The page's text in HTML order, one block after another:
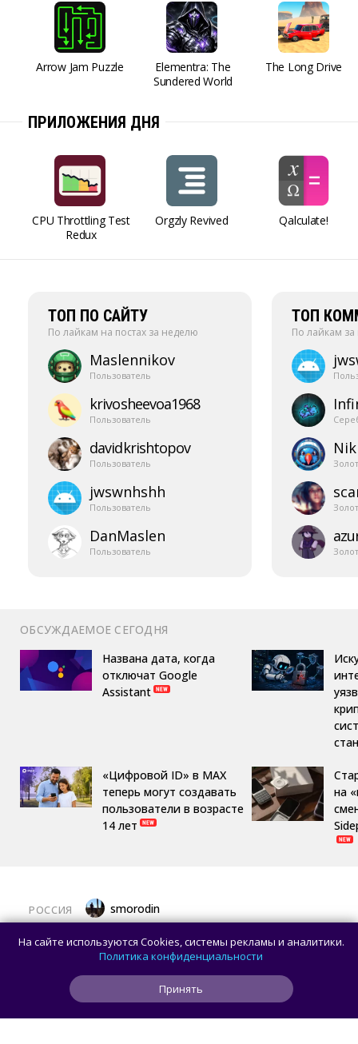
Arrow Jam Puzzle
Elementra: The
Sundered World
The Long Drive
ПРИЛОЖЕНИЯ ДНЯ
CPU Throttling Test
Redux
Orgzly Revived Qalculate!
ТОП ПО САЙТУ
По лайкам на постах за неделю
Maslennikov
Пользователь
krivosheevoa1968
Пользователь
davidkrishtopov
Пользователь
jwswnhshh
Пользователь
DanMaslen
Пользователь
ТОП
По лайкам
ОБСУЖДАЕМОЕ СЕГОДНЯ
Названа дата, когда
отключат Google
Assistant
«Цифровой ID» в MAX
теперь могут создавать
пользователи в возрасте
14 лет
на
РОССИЯ smorodin
MAX откроет API и документацию, чтобы
разработчики могли создавать
сторонние клиенты
На сайте используются Cookies, системы рекламы и аналитики.
Политика конфиденциальности
Принять